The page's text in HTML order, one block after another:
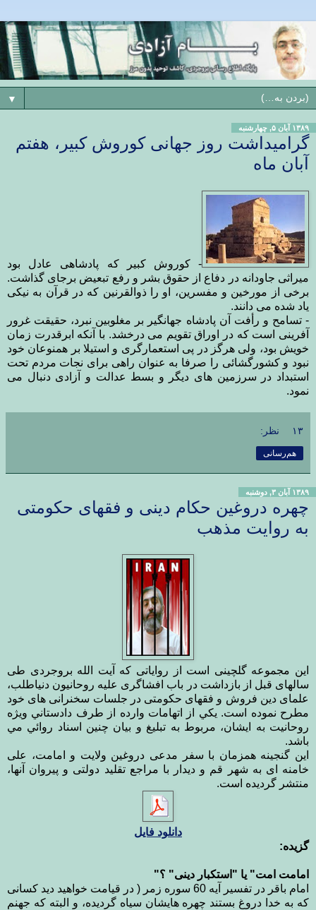
▼
۱۳۸۹ آبان ۵, چهارشنبه
گرامیداشت روز جهانی کوروش کبیر، هفتم
آبان ماه
- کوروش کبیر که پادشاهی عادل بود
میراثی جاودانه در دفاع از حقوق بشر و رفع تبعیض برجای گذاشت.
برخی از مورخین و مفسرین، او را ذوالقرنین که در قرآن به نیکی
یاد شده می دانند.
- تسامح و رأفت آن پادشاه جهانگیر بر مغلوبین نبرد، حقیقت غرور
آفرینی است که در اوراق تقویم می درخشد. با آنکه ابرقدرت زمان
خویش بود، ولی هرگز در پی استعمارگری و استیلا بر همنوعان خود
نبود و کشورگشائی را صرفا به عنوان راهی برای نجات مردم تحت
استبداد در سرزمین های دیگر و بسط عدالت و آزادی دنبال می
نمود.
۱۳ نظر:
هم‌رسانی
۱۳۸۹ آبان ۳, دوشنبه
چهره دروغین حکام دینی و فقهای حکومتی
به روایت مذهب
این مجموعه گلچینی است از روایاتی که آیت الله بروجردی طی
سالهای قبل از بازداشت در باب افشاگری علیه روحانیون دنیاطلب،
علمای دین فروش و فقهای حکومتی در جلسات سخنرانی های خود
مطرح نموده است. يكي از اتهامات وارده از طرف دادستاني وي‍‍ژه
روحانيت به ايشان، مربوط به تبلیغ و بیان چنين اسناد روائي مي
باشد.
اين گنجينه همزمان با سفر مدعی دروغین ولایت و امامت، علی
خامنه ای به شهر قم و دیدار با مراجع تقلید دولتی و پيروان آنها،
منتشر گردیده است.
دانلود فایل
گزیده:
"امامت امت" یا "استکبار دینی" ؟
امام باقر در تفسیر آیه 60 سوره زمر ( در قیامت خواهید دید کسانی
که به خدا دروغ بستند چهره هایشان سیاه گردیده، و البته که جهنم